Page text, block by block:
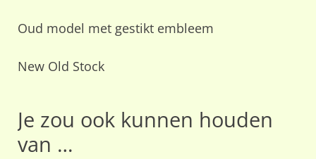
Oud model met gestikt embleem
New Old Stock
Je zou ook kunnen houden
van …